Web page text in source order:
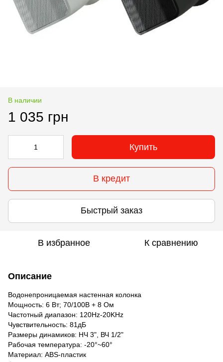
В наличии
1 035 грн
Купить
В кредит
Быстрый заказ
В избранное К сравнению
Описание
Водонепроницаемая настенная колонка
Мощность: 6 Вт; 70/100В + 8 Ом
Частотный диапазон: 120Hz-20KHz
Чувствительность: 81дБ
Размеры динамиков: НЧ 3", ВЧ 1/2"
Рабочая температура: -20°~60°
Материал: ABS-пластик